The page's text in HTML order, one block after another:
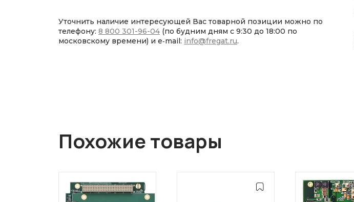
Уточнить наличие интересующей Вас товарной позиции можно по
телефону: 8 800 301-96-04 (по будним дням с 9:30 до 18:00 по
московскому времени) и e‑mail: info@fregat.ru.
Похожие товары